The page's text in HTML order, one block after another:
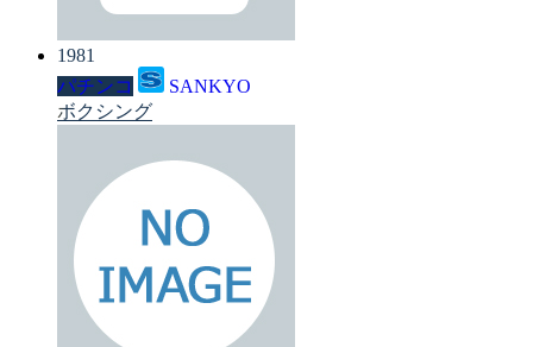
1981
パチンコ
SANKYO
ボクシング